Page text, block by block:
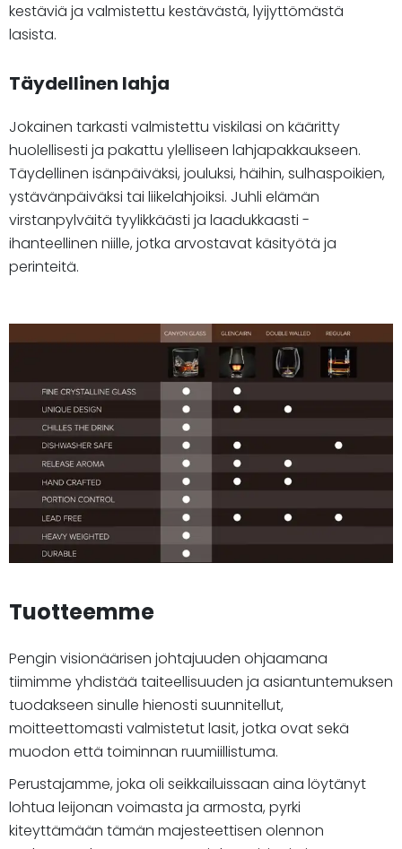
kestäviä ja valmistettu kestävästä, lyijyttömästä
lasista.
Täydellinen lahja
Jokainen tarkasti valmistettu viskilasi on kääritty
huolellisesti ja pakattu ylelliseen lahjapakkaukseen.
Täydellinen isänpäiväksi, jouluksi, häihin, sulhaspoikien,
ystävänpäiväksi tai liikelahjoiksi. Juhli elämän
virstanpylväitä tyylikkäästi ja laadukkaasti -
ihanteellinen niille, jotka arvostavat käsityötä ja
perinteitä.
Tuotteemme
Pengin visionäärisen johtajuuden ohjaamana
tiimimme yhdistää taiteellisuuden ja asiantuntemuksen
tuodakseen sinulle hienosti suunnitellut,
moitteettomasti valmistetut lasit, jotka ovat sekä
muodon että toiminnan ruumiillistuma.
Perustajamme, joka oli seikkailuissaan aina löytänyt
lohtua leijonan voimasta ja armosta, pyrki
kiteyttämään tämän majesteettisen olennon